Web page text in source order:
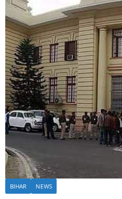
BIHAR NEWS